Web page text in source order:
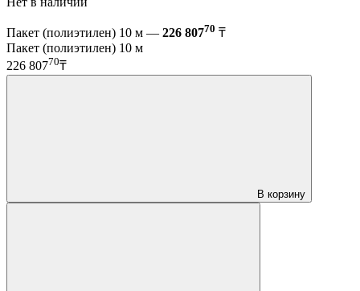
Пакет (полиэтилен) 10 м — 226 80770 ₸
Пакет (полиэтилен) 10 м
226 80770₸
В корзину